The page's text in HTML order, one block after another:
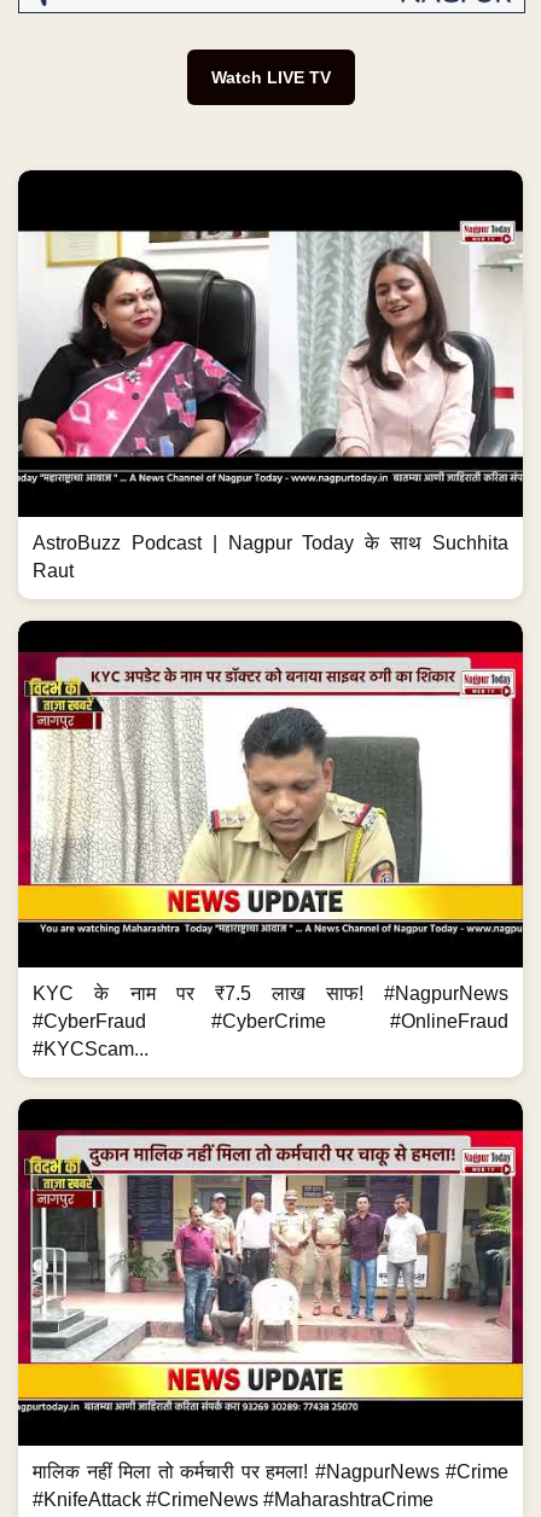
Watch LIVE TV
AstroBuzz Podcast | Nagpur Today के साथ Suchhita
Raut
KYC के नाम पर ₹7.5 लाख साफ! #NagpurNews
#CyberFraud #CyberCrime #OnlineFraud
#KYCScam...
मालिक नहीं मिला तो कर्मचारी पर हमला! #NagpurNews #Crime
#KnifeAttack #CrimeNews #MaharashtraCrime